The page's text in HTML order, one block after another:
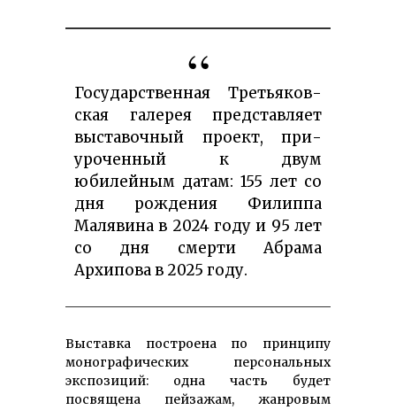
Государственная Третья­ков­
ская га­лерея пред­ставляет
выставочный проект, при­
уроченный к двум
юбилейным да­там: 155 лет со
дня рождения Филиппа
Малявина в 2024 году и 95 лет
со дня смерти Абрама
Архипова в 2025 году.
Выставка построена по принципу
монографических персональных
экспозиций: одна часть будет
посвящена пейзажам, жанровым